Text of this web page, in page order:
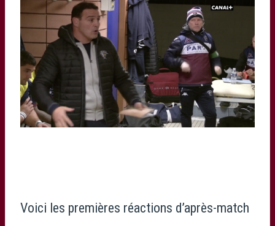
Voici les premières réactions d’après-match